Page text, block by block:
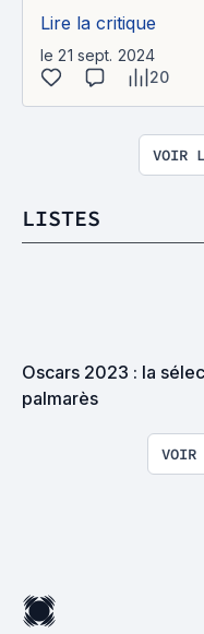
Lire la critique
le 21 sept. 2024
20
VOIR
LISTES
Oscars 2023 : la
palmarès
VOIR